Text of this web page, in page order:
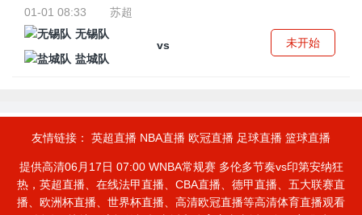
01-01 08:33
苏超
无锡队
vs
盐城队
未开始
友情链接： 英超直播 NBA直播 欧冠直播 足球直播 篮球直播
提供高清06月17日 07:00 WNBA常规赛 多伦多节奏vs印第安纳狂
热，英超直播、在线法甲直播、CBA直播、德甲直播、五大联赛直
播、欧洲杯直播、世界杯直播、高清欧冠直播等高清体育直播观看